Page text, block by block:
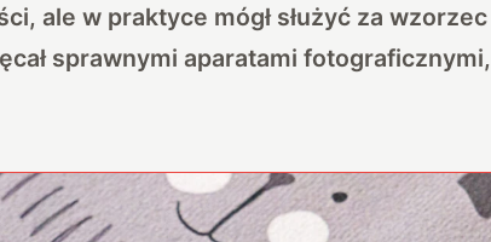
ale w praktyce mógł służyć za wzorzec
sprawnymi aparatami fotograficznymi,